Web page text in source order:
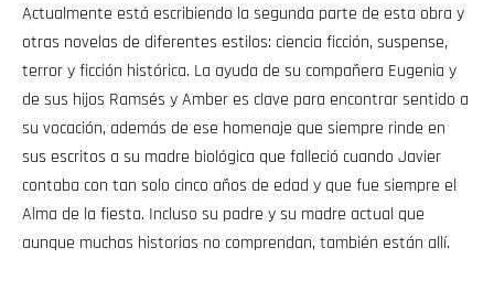
Actualmente está escribiendo la segunda parte de esta obra y
otras novelas de diferentes estilos: ciencia ficción, suspense,
terror y ficción histórica. La ayuda de su compañera Eugenia y
de sus hijos Ramsés y Amber es clave para encontrar sentido a
su vocación, además de ese homenaje que siempre rinde en
sus escritos a su madre biológica que falleció cuando Javier
contaba con tan solo cinco años de edad y que fue siempre el
Alma de la fiesta. Incluso su padre y su madre actual que
aunque muchas historias no comprendan, también están allí.